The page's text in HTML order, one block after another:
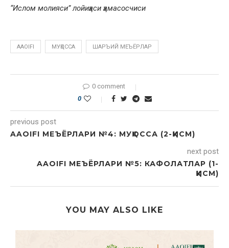
“Ислом молияси” лойиҳаси ҳамасосчиси
AAOIFI МУҚОССА ШАРЪИЙ МЕЪЁРЛАР
0 comment
0
previous post
AAOIFI МЕЪЁРЛАРИ №4: МУҚОССА (2-ҚИСМ)
next post
AAOIFI МЕЪЁРЛАРИ №5: КАФОЛАТЛАР (1-
ҚИСМ)
YOU MAY ALSO LIKE